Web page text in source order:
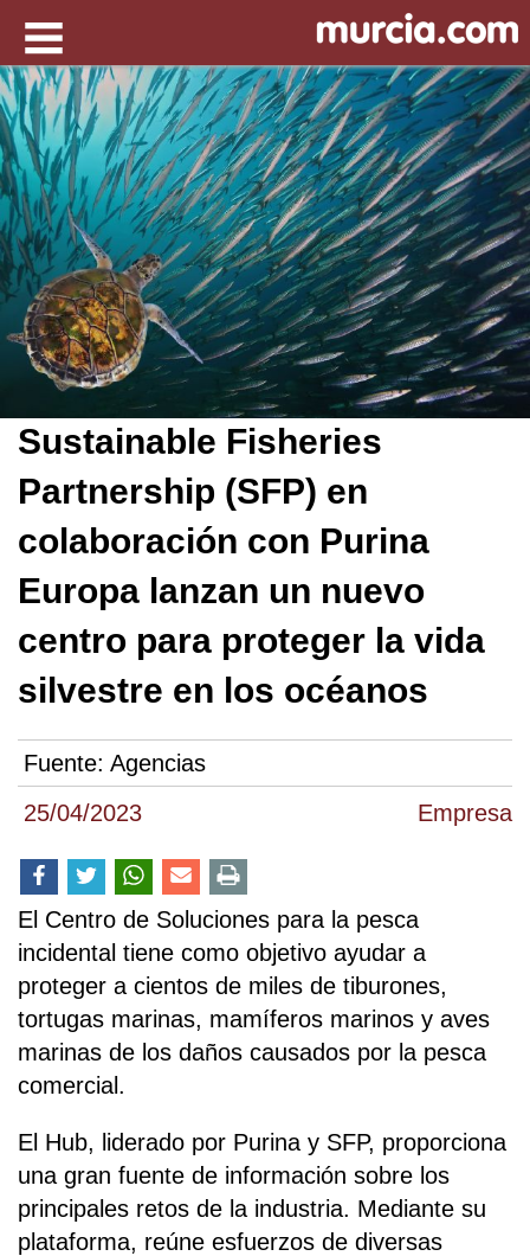
25/04/2023 Empresa
Sustainable Fisheries
Partnership (SFP) en
colaboración con Purina
Europa lanzan un nuevo
centro para proteger la vida
silvestre en los océanos
Fuente: Agencias
El Centro de Soluciones para la pesca
incidental tiene como objetivo ayudar a
proteger a cientos de miles de tiburones,
tortugas marinas, mamíferos marinos y aves
marinas de los daños causados por la pesca
comercial.
El Hub, liderado por Purina y SFP, proporciona
una gran fuente de información sobre los
principales retos de la industria. Mediante su
plataforma, reúne esfuerzos de diversas